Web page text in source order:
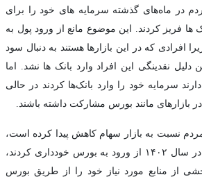
در ماه‌های گذشته سرمایه های خود را برای
ها فریز کردند. این موضوع مانع از ورود پول به
افرادی که در این بازارها هستند به دنبال سود
دلیل نقدینگی این افراد وارد بانک ها نشد. اما
سرمایه خود را وارد بانک‌ها کردند در حالی
بازارهای مانند بورس مشارکت داشته باشند.
مردم نسبت به بازار سهام کاهش پیدا کرده است،
اطهار کرد: بنابراین مردم در سال ۱۴۰۲ از ورود به بورس خودداری کردند،
از منابع مورد نیاز خود را از طریق بورس